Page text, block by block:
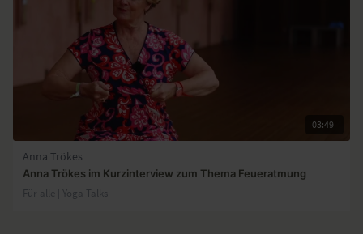
03:49
Anna Trökes
Anna Trökes im Kurzinterview zum Thema Feueratmung
Für alle | Yoga Talks